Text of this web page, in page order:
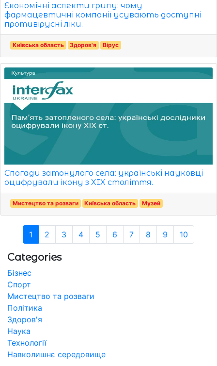
Економічні аспекти грипу: чому
фармацевтичні компанії усувають доступні
противірусні ліки.
Київська область Здоров'я Вірус
Спогади затонулого села: українські науковці
оцифрували ікону з XIX століття.
Мистецтво та розваги Київська область Музей
1 2 3 4 5 6 7 8 9 10
Categories
Бізнес
Спорт
Мистецтво та розваги
Політика
Здоров'я
Наука
Технології
Навколишнє середовище